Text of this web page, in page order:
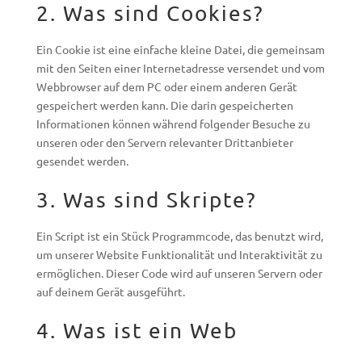
2. Was sind Cookies?
Ein Cookie ist eine einfache kleine Datei, die gemeinsam
mit den Seiten einer Internetadresse versendet und vom
Webbrowser auf dem PC oder einem anderen Gerät
gespeichert werden kann. Die darin gespeicherten
Informationen können während folgender Besuche zu
unseren oder den Servern relevanter Drittanbieter
gesendet werden.
3. Was sind Skripte?
Ein Script ist ein Stück Programmcode, das benutzt wird,
um unserer Website Funktionalität und Interaktivität zu
ermöglichen. Dieser Code wird auf unseren Servern oder
auf deinem Gerät ausgeführt.
4. Was ist ein Web